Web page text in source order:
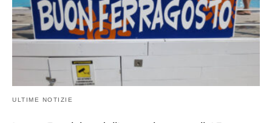
ULTIME NOTIZIE